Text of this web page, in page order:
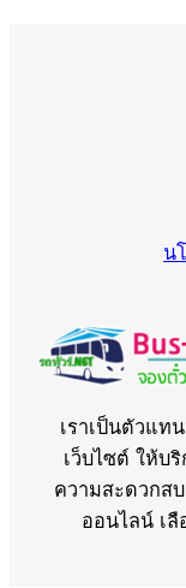
น
เราเป็นตัวแท
เว็บไซต์ ให้บ
ความสะดวกส
ออนไลน์ เลื